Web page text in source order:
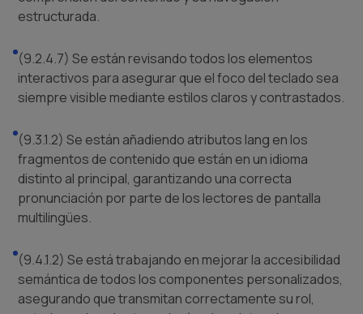
estructurada.
(9.2.4.7) Se están revisando todos los elementos
interactivos para asegurar que el foco del teclado sea
siempre visible mediante estilos claros y contrastados.
(9.3.1.2) Se están añadiendo atributos lang en los
fragmentos de contenido que están en un idioma
distinto al principal, garantizando una correcta
pronunciación por parte de los lectores de pantalla
multilingües.
(9.4.1.2) Se está trabajando en mejorar la accesibilidad
semántica de todos los componentes personalizados,
asegurando que transmitan correctamente su rol,